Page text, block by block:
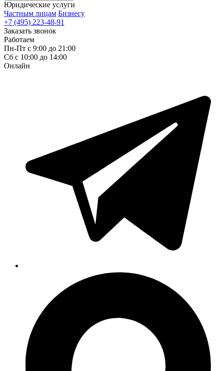
Юридические услуги
Частным лицам Бизнесу
+7 (495) 223-48-91
Заказать звонок
Работаем
Пн-Пт с 9:00 до 21:00
Сб с 10:00 до 14:00
Онлайн